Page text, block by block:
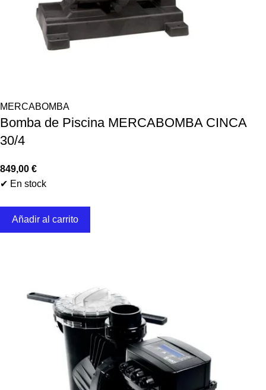
MERCABOMBA
Bomba de Piscina MERCABOMBA CINCA
30/4
849,00 €
✔ En stock
Añadir al carrito